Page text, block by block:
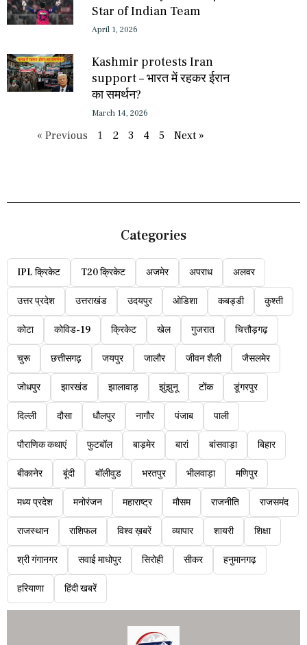
Star of Indian Team
April 1, 2026
Kashmir protests Iran
support – भारत में रहकर ईरान
का समर्थन?
March 14, 2026
« Previous 1 2 3 4 5 Next »
Categories
IPL क्रिकेट T20 क्रिकेट अजमेर अपराध अलवर
उत्तर प्रदेश उत्तराखंड उदयपुर ओडिशा कबड्डी कुश्ती
कोटा कोविड-19 क्रिकेट खेल गुजरात चित्तौड़गढ़
चुरू छत्तीसगढ़ जयपुर जालौर जीवन शैली जैसलमेर
जोधपुर झारखंड झालावाड़ झुंझुनू टोंक डूंगरपुर
दिल्ली दौसा धौलपुर नागौर पंजाब पाली
पौराणिक कथाएं फुटबॉल बाड़मेर बारां बांसवाड़ा बिहार
बीकानेर बूंदी बॉलीवुड भरतपुर भीलवाड़ा मणिपुर
मध्य प्रदेश मनोरंजन महाराष्ट्र मौसम राजनीति राजसमंद
राजस्थान राशिफल विश्व ख़बरें व्यापार शायरी शिक्षा
श्री गंगानगर सवाई माधोपुर सिरोही सीकर हनुमानगढ़
हरियाणा हिंदी खबरें